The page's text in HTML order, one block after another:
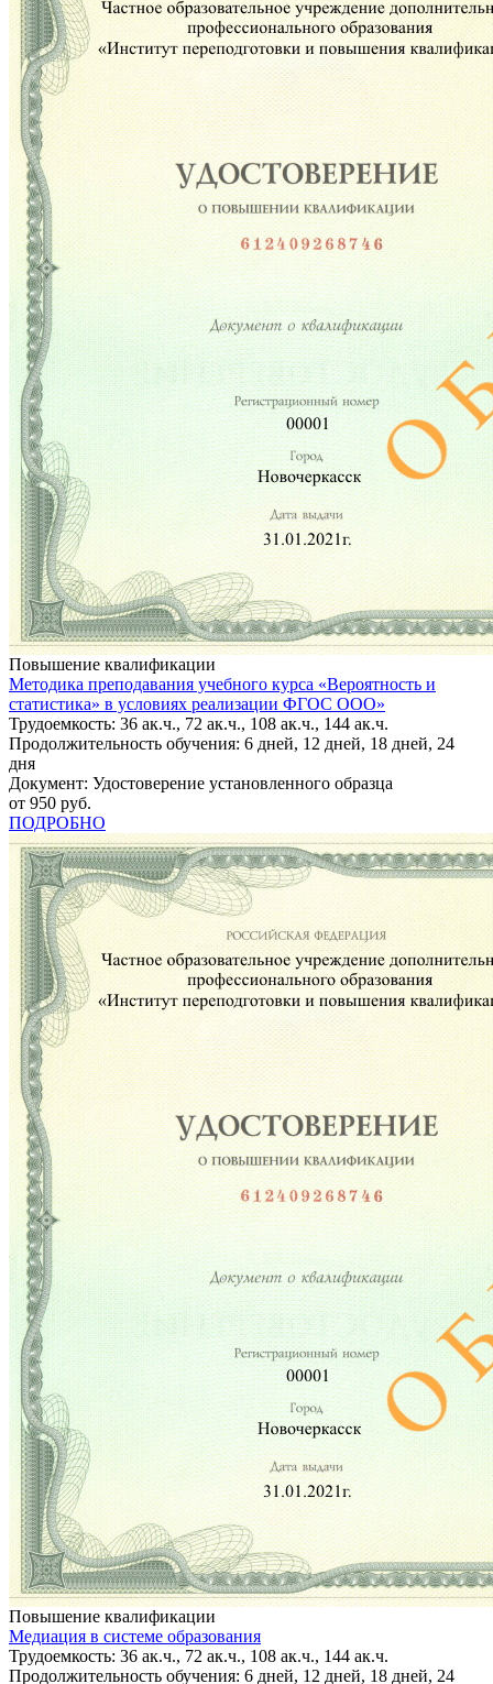
Повышение квалификации
Методика преподавания учебного курса «Вероятность и
статистика» в условиях реализации ФГОС ООО»
Трудоемкость: 36 ак.ч., 72 ак.ч., 108 ак.ч., 144 ак.ч.
Продолжительность обучения: 6 дней, 12 дней, 18 дней, 24
дня
Документ: Удостоверение установленного образца
от 950 руб.
ПОДРОБНО
Повышение квалификации
Медиация в системе образования
Трудоемкость: 36 ак.ч., 72 ак.ч., 108 ак.ч., 144 ак.ч.
Продолжительность обучения: 6 дней, 12 дней, 18 дней, 24